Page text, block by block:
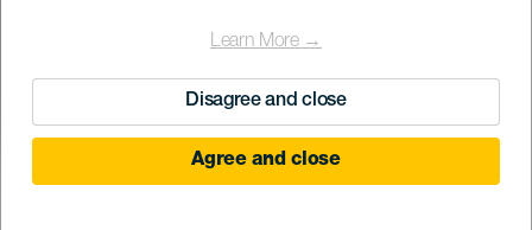
Learn More →
Disagree and close
Agree and close